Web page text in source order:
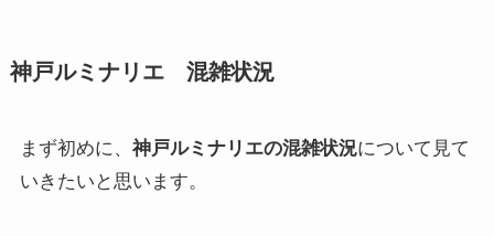
神戸ルミナリエ 混雑状況
まず初めに、 神戸ルミナリエの混雑状況について見て
いきたいと思います。